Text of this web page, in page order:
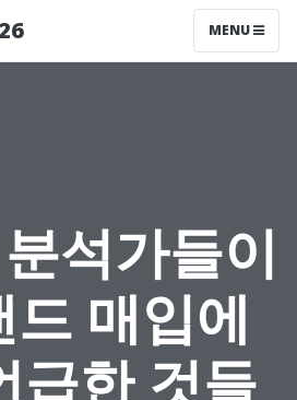
MENU
석가들이
드 매입에
급한 것들